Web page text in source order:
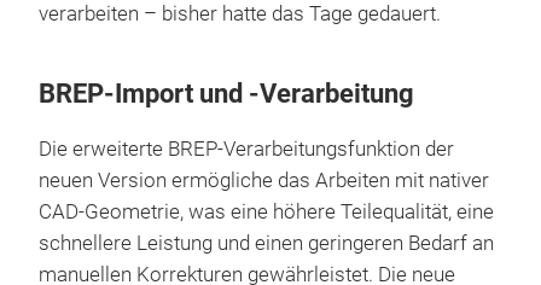
verarbeiten – bisher hatte das Tage gedauert.
BREP-Import und -Verarbeitung
Die erweiterte BREP-Verarbeitungsfunktion der
neuen Version ermögliche das Arbeiten mit nativer
CAD-Geometrie, was eine höhere Teilequalität, eine
schnellere Leistung und einen geringeren Bedarf an
manuellen Korrekturen gewährleistet. Die neue